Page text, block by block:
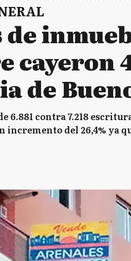
cayeron
de
6.881 contra 7.218
del 26,4% ya